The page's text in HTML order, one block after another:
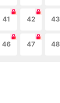
41 42 43
46 47 48